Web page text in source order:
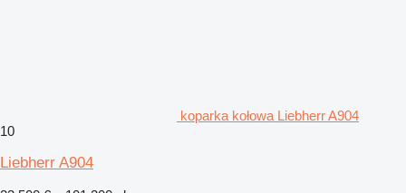
koparka kołowa Liebherr A904
10
Liebherr A904